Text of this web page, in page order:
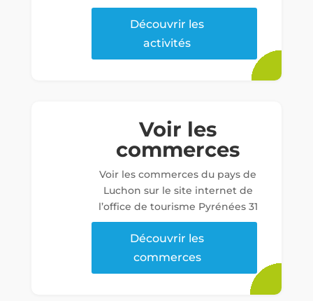
Découvrir les
activités
Voir les
commerces
Voir les commerces du pays de
Luchon sur le site internet de
l’office de tourisme Pyrénées 31
Découvrir les
commerces